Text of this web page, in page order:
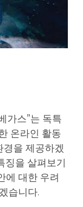
가스”는 독특
온라인 활동
을 제공하겠
을 살펴보기
에 대한 우려
습니다.